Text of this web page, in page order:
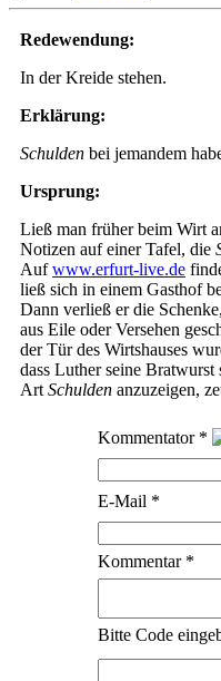
Redewendung:
In der Kreide stehen.
Erklärung:
Schulden bei jemandem
Ursprung:
Ließ man früher beim Wirt
Notizen auf einer Tafel, die
Aufwww.erfurt-live.de
ließ sich in einem Gasthof
Dann verließ er die
aus Eile oder Versehen
der Tür des Wirtshauses
dass Luther seine
Art Schulden anzuzeigen,
Kommentator *
E-Mail *
Kommentar *
Bitte Code